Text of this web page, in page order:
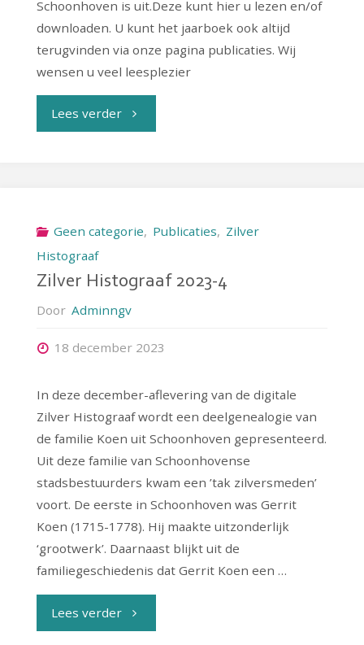
Schoonhoven is uit.Deze kunt hier u lezen en/of
downloaden. U kunt het jaarboek ook altijd
terugvinden via onze pagina publicaties. Wij
wensen u veel leesplezier
Lees verder"Jaarboek
Geen categorie, Publicaties, Zilver
Histograaf
Zilver Histograaf 2023-4
Door Adminngv
18 december 2023
In deze december-aflevering van de digitale
Zilver Histograaf wordt een deelgenealogie van
de familie Koen uit Schoonhoven gepresenteerd.
Uit deze familie van Schoonhovense
stadsbestuurders kwam een ’tak zilversmeden’
voort. De eerste in Schoonhoven was Gerrit
Koen (1715-1778). Hij maakte uitzonderlijk
‘grootwerk’. Daarnaast blijkt uit de
familiegeschiedenis dat Gerrit Koen een …
Lees verder"Zilver